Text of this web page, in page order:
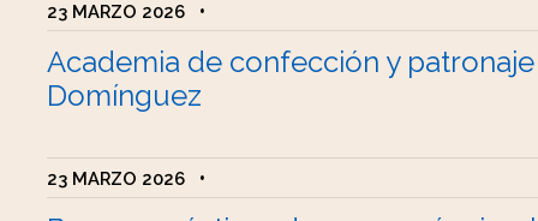
23 MARZO 2026 •
Academia de confección y
Domínguez
23 MARZO 2026 •